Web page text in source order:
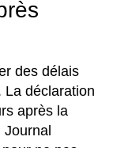
des délais
La déclaration
après la
Journal